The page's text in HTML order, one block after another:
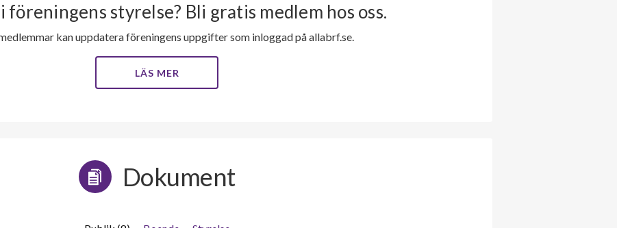
föreningens styrelse? Bli gratis medlem hos oss.
kan uppdatera föreningens uppgifter som inloggad på allabrf.se.
LÄS MER
Dokument